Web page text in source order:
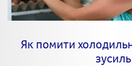
Як помити
зусиль